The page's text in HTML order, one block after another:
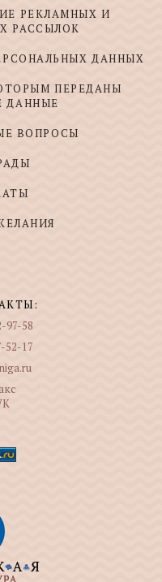
РЕКЛАМНЫХ И
РАССЫЛОК
ДАННЫХ
ПЕРЕДАНЫ
ДАННЫЕ
ВОПРОСЫ
97-58
52-17